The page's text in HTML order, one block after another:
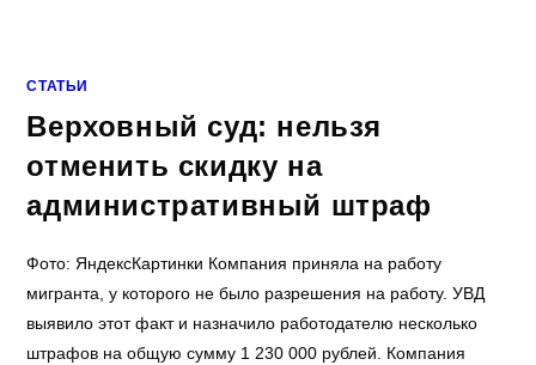
СТАТЬИ
Верховный суд: нельзя
отменить скидку на
административный штраф
Фото: ЯндексКартинки Компания приняла на работу
мигранта, у которого не было разрешения на работу. УВД
выявило этот факт и назначило работодателю несколько
штрафов на общую сумму 1 230 000 рублей. Компания